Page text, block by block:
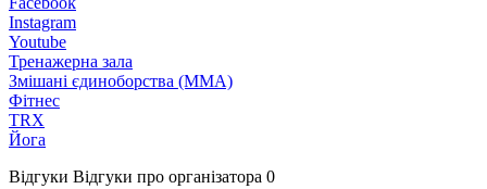
Instagram
Youtube
Тренажерна зала
Змішані єдиноборства (ММА)
Фітнес
TRX
Йога
Відгуки Відгуки про організатора 0